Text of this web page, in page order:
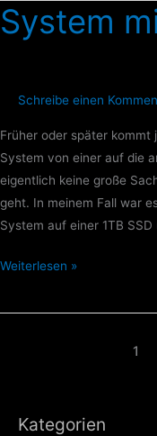
System
Schreibe einen
Früher oder später kommt
System von einer auf die
eigentlich keine große
geht. In meinem Fall war
System auf einer 1TB
System
mit
Weiterlesen »
1
Kategorien